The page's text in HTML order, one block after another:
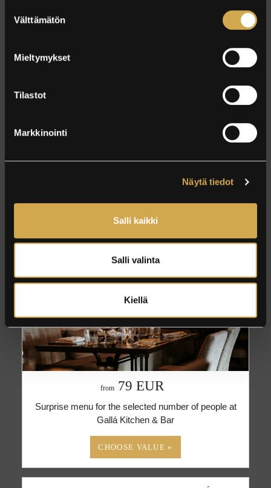
valinta
Välttämätön
Mieltymykset
Tilastot
Markkinointi
Näytä tiedot
Salli kaikki
Salli valinta
Kiellä
selected number of people.
DINNER GIFT CARD GALLÁ
from79 EUR
Surprise menu for the selected number of people at
Gallá Kitchen & Bar